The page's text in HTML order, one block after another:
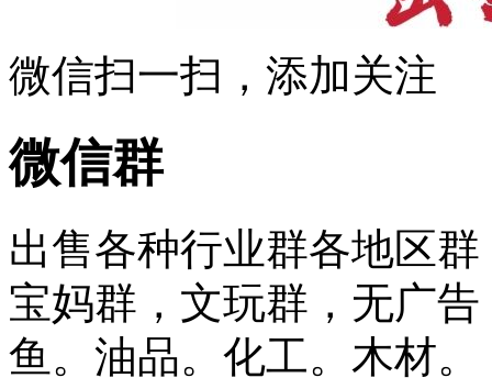
微信扫一扫，添加关注
微信群
出售各种行业群各地区
宝妈群，文玩群，无广
鱼。油品。化工。木材。